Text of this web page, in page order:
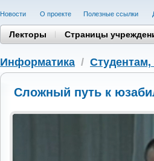
Новости О проекте Полезные cсылки
Лекторы Страницы
Информатика /
Сложный путь к